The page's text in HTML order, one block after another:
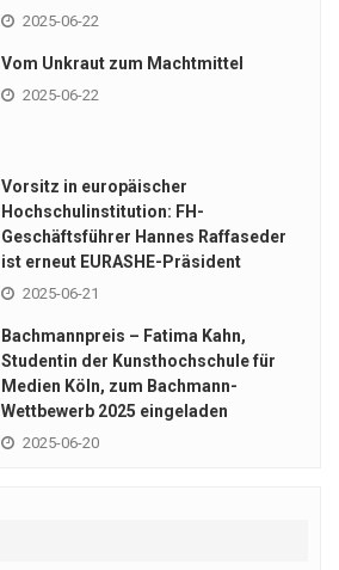
2025-06-22
Vom Unkraut zum Machtmittel
2025-06-22
Vorsitz in europäischer
Hochschulinstitution: FH-
Geschäftsführer Hannes Raffaseder
ist erneut EURASHE-Präsident
2025-06-21
Bachmannpreis – Fatima Kahn,
Studentin der Kunsthochschule für
Medien Köln, zum Bachmann-
Wettbewerb 2025 eingeladen
2025-06-20